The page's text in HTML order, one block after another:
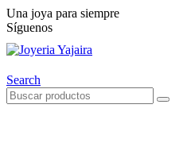
Una joya para siempre
Síguenos
Search